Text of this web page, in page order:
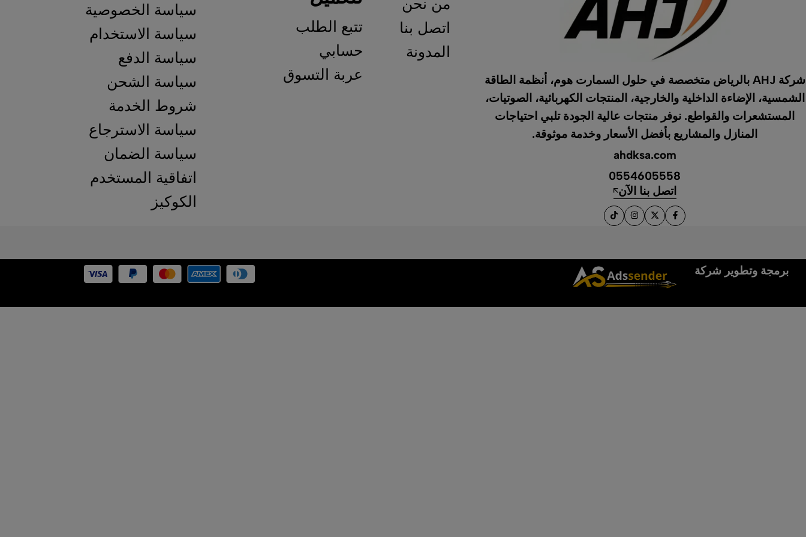
شركة AHJ بالرياض متخصصة في حلول السمارت هوم، أنظمة الطاقة
الشمسية، الإضاءة الداخلية والخارجية، المنتجات الكهربائية، الصوتيات،
المستشعرات والقواطع. نوفر منتجات عالية الجودة تلبي احتياجات
المنازل والمشاريع بأفضل الأسعار وخدمة موثوقة.
ahdksa.com
0554605558
اتصل بنا الآن
من نحن
اتصل بنا
المدونة
تتبع الطلب
حسابي
عربة التسوق
سياسة الخصوصية
سياسة الاستخدام
سياسة الدفع
سياسة الشحن
شروط الخدمة
سياسة الاسترجاع
سياسة الضمان
اتفاقية المستخدم
الكوكيز
برمجة وتطوير شركة